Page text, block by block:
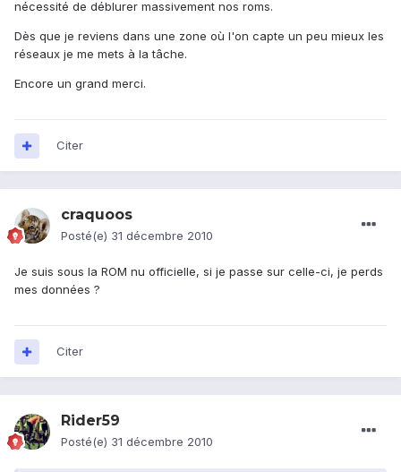
nécessité de déblurer massivement nos roms.
Dès que je reviens dans une zone où l'on capte un peu mieux les
réseaux je me mets à la tâche.
Encore un grand merci.
Citer
craquoos
Posté(e) 31 décembre 2010
Je suis sous la ROM nu officielle, si je passe sur celle-ci, je perds
mes données ?
Citer
Rider59
Posté(e) 31 décembre 2010